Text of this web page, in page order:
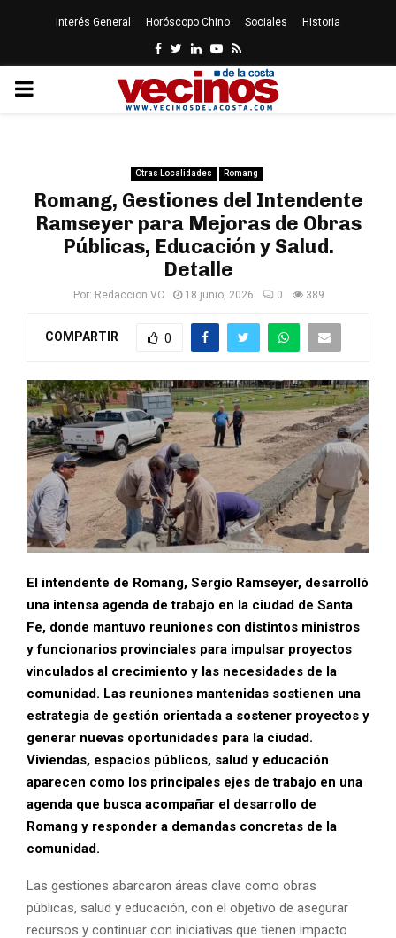
Interés General Horóscopo Chino Sociales Historia
Facebook
Twitter
LinkedinYoutube
Rss
PRIMARY
Otras Localidades Romang
Romang, Gestiones del Intendente
Ramseyer para Mejoras de Obras
Públicas, Educación y Salud.
Detalle
Por: Redaccion VC 18 junio, 2026 0 389
COMPARTIR 0
El intendente de Romang, Sergio Ramseyer, desarrolló
una intensa agenda de trabajo en la ciudad de Santa
Fe, donde mantuvo reuniones con distintos ministros
y funcionarios provinciales para impulsar proyectos
vinculados al crecimiento y las necesidades de la
comunidad. Las reuniones mantenidas sostienen una
estrategia de gestión orientada a sostener proyectos y
generar nuevas oportunidades para la ciudad.
Viviendas, espacios públicos, salud y educación
aparecen como los principales ejes de trabajo en una
agenda que busca acompañar el desarrollo de
Romang y responder a demandas concretas de la
comunidad.
Las gestiones abarcaron áreas clave como obras
públicas, salud y educación, con el objetivo de asegurar
recursos y continuar con iniciativas que tienen impacto